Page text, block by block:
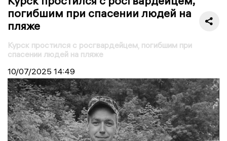
погибшим при спасении людей на
пляже
Курск простился с росгвардейцем, погибшим при
спасении людей на пляже
10/07/2025 14:49